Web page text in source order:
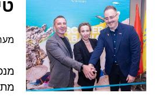
מנכ"ל